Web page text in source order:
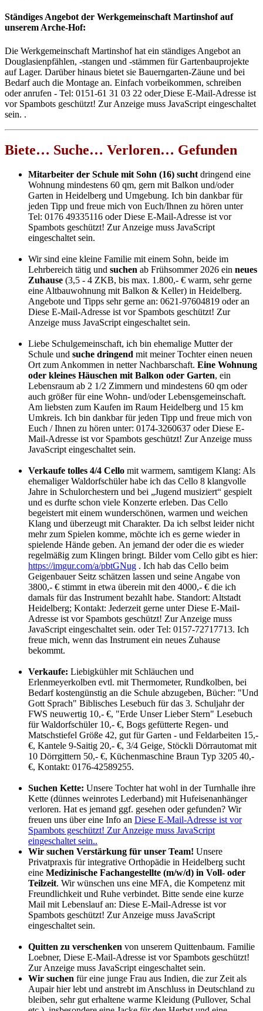
Ständiges Angebot der Werkgemeinschaft Martinshof auf
unserem Arche-Hof:
Die Werkgemeinschaft Martinshof hat ein ständiges Angebot an
Douglasienpfählen, -stangen und -stämmen für Gartenbauprojekte
auf Lager. Darüber hinaus bietet sie Bauerngarten-Zäune und bei
Bedarf auch die Montage an. Einfach vorbeikommen, schreiben
oder anrufen - Tel: 0151-61 31 03 22 oder Diese E-Mail-Adresse ist
vor Spambots geschützt! Zur Anzeige muss JavaScript eingeschaltet
sein. .
Biete… Suche… Verloren… Gefunden
Mitarbeiter der Schule mit Sohn (16) suchtdringend eine
Wohnung mindestens 60 qm, gern mit Balkon und/oder
Garten in Heidelberg und Umgebung. Ich bin dankbar für
jeden Tipp und freue mich von Euch/Ihnen zu hören unter
Tel: 0176 49335116 oderDiese E-Mail-Adresse ist vor
Spambots geschützt! Zur Anzeige muss JavaScript
eingeschaltet sein.
Wir sind eine kleine Familie mit einem Sohn, beide im
Lehrbereich tätig und suchen ab Frühsommer 2026 ein neues
Zuhause (3,5 - 4 ZKB, bis max. 1.800,- € warm, sehr gerne
eine Altbauwohnung mit Balkon & Keller) in Heidelberg.
Angebote und Tipps sehr gerne an: 0621-97604819 oder an
Diese E-Mail-Adresse ist vor Spambots geschützt! Zur
Anzeige muss JavaScript eingeschaltet sein.
Liebe Schulgemeinschaft, ich bin ehemalige Mutter der
Schule und suche dringend mit meiner Tochter einen neuen
Ort zum Ankommen in netter Nachbarschaft. Eine Wohnung
oder kleines Häuschen mit Balkon oder Garten, ein
Lebensraum ab 2 1/2 Zimmern und mindestens 60 qm oder
auch größer für eine Wohn- und/oder Lebensgemeinschaft.
Am liebsten zum Kaufen im Raum Heidelberg und 15 km
Umkreis. Ich bin dankbar für jeden Tipp und freue mich von
Euch / Ihnen zu hören unter: 0174-3260637 oderDiese E-
Mail-Adresse ist vor Spambots geschützt! Zur Anzeige muss
JavaScript eingeschaltet sein.
Verkaufe tolles 4/4 Cello mit warmem, samtigem Klang: Als
ehemaliger Waldorfschüler habe ich das Cello 8 klangvolle
Jahre in Schulorchestern und bei „Jugend musiziert“ gespielt
und es durfte schon viele Konzerte erleben. Das Cello
begeistert mit einem wunderschönen, warmen und weichen
Klang und überzeugt mit Charakter. Da ich selbst leider nicht
mehr zum Spielen komme, möchte ich es gerne wieder in
spielende Hände geben. An jemand der oder die es wieder
regelmäßig zum Klingen bringt. Bilder vom Cello gibt es hier:
https://imgur.com/a/pbtGNug . Ich hab das Cello beim
Geigenbauer Seitz schätzen lassen und seine Angabe von
3800,- € stimmt in etwa überein mit den 4000,- € die ich
damals für das Instrument bezahlt habe. Standort: Altstadt
Heidelberg; Kontakt: Jederzeit gerne unterDiese E-Mail-
Adresse ist vor Spambots geschützt! Zur Anzeige muss
JavaScript eingeschaltet sein. oder Tel: 0157-72717713. Ich
freue mich, wenn das Instrument ein neues Zuhause
bekommt.
Verkaufe: Liebigkühler mit Schläuchen und
Erlenmeyerkolben evtl. mit Thermometer, Rundkolben, bei
Bedarf kostengünstig an die Schule abzugeben, Bücher: "Und
Gott Sprach" Biblisches Lesebuch für das 3. Schuljahr der
FWS neuwertig 10,- €, "Erde Unser Lieber Stern" Lesebuch
für Waldorfschüler 10,- €, Bogs gefütterte Regen- und
Matschstiefel Größe 42, gut für Garten - und Feldarbeiten 15,-
€, Kantele 9-Saitig 20,- €, 3/4 Geige, Stöckli Dörrautomat mit
10 Dörrgittern 50,- €, Küchenmaschine Braun Typ 3205 40,-
€, Kontakt: 0176-42589255.
Suchen Kette: Unsere Tochter hat wohl in der Turnhalle ihre
Kette (dünnes weinrotes Lederband) mit Hufeisenanhänger
verloren. Hat es jemand ggf. gesehen oder gefunden? Wir
freuen uns über eine Info an Diese E-Mail-Adresse ist vor
Spambots geschützt! Zur Anzeige muss JavaScript
eingeschaltet sein..
Wir suchen Verstärkung für unser Team! Unsere
Privatpraxis für integrative Orthopädie in Heidelberg sucht
eine Medizinische Fachangestellte (m/w/d) in Voll- oder
Teilzeit. Wir wünschen uns eine MFA, die Kompetenz mit
Freundlichkeit und Ruhe verbindet. Bitte sende eine kurze
Mail mit Lebenslauf an: Diese E-Mail-Adresse ist vor
Spambots geschützt! Zur Anzeige muss JavaScript
eingeschaltet sein.
Quitten zu verschenken von unserem Quittenbaum. Familie
Loebner, Diese E-Mail-Adresse ist vor Spambots geschützt!
Zur Anzeige muss JavaScript eingeschaltet sein.
Wir suchen für eine junge Frau aus Indien, die zur Zeit als
Aupair hier lebt und anstrebt im Anschluss in Deutschland zu
bleiben, sehr gut erhaltene warme Kleidung (Pullover, Schal